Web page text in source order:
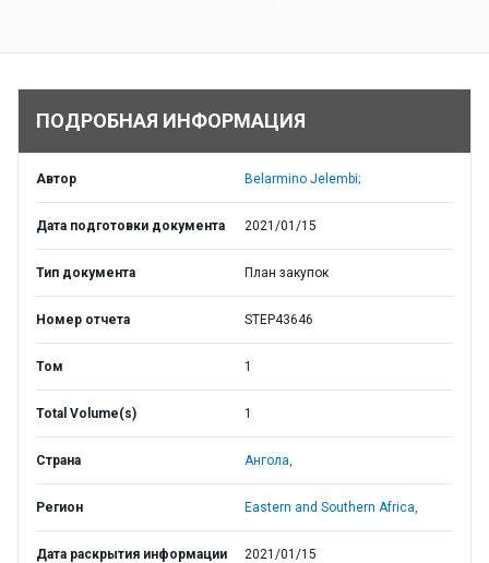
ПОДРОБНАЯ ИНФОРМАЦИЯ
Автор Belarmino Jelembi;
Дата подготовки документа 2021/01/15
Тип документа План закупок
Номер отчета STEP43646
Том 1
Total Volume(s) 1
Страна Ангола,
Регион Eastern and Southern Africa,
Дата раскрытия информации 2021/01/15